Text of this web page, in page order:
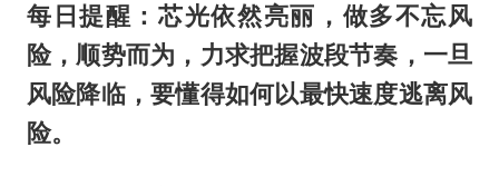
每日提醒：芯光依然亮丽，做多不忘风
险，顺势而为，力求把握波段节奏，一旦
风险降临，要懂得如何以最快速度逃离风
险。